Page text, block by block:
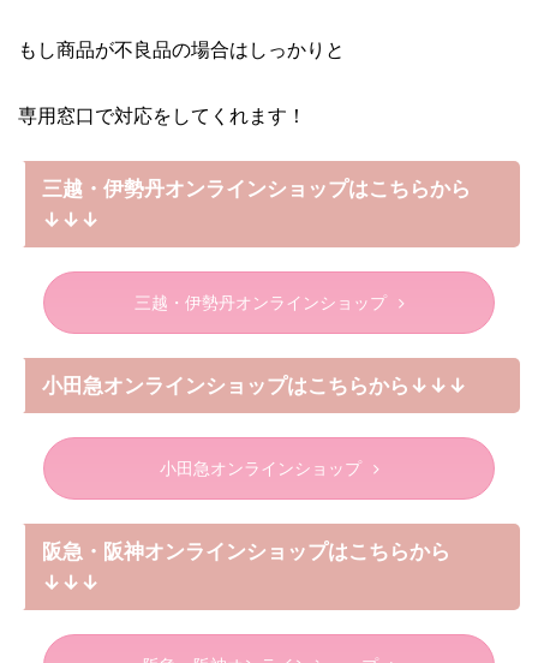
もし商品が不良品の場合はしっかりと
専用窓口で対応をしてくれます！
三越・伊勢丹オンラインショップはこちらから
↓↓↓
三越・伊勢丹オンラインショップ
小田急オンラインショップはこちらから↓↓↓
小田急オンラインショップ
阪急・阪神オンラインショップはこちらから
↓↓↓